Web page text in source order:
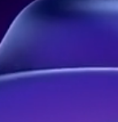
Leader de
Adresse : 21